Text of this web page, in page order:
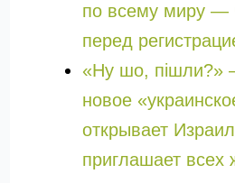
по всему миру —
перед
«Ну шо, пішли?»
новое
открывает
приглашает